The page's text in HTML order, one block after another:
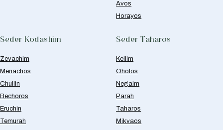
Avos
Horayos
Seder Kodashim
Zevachim
Menachos
Chullin
Bechoros
Eruchin
Temurah
Seder Taharos
Keilim
Oholos
Negaim
Parah
Taharos
Mikvaos